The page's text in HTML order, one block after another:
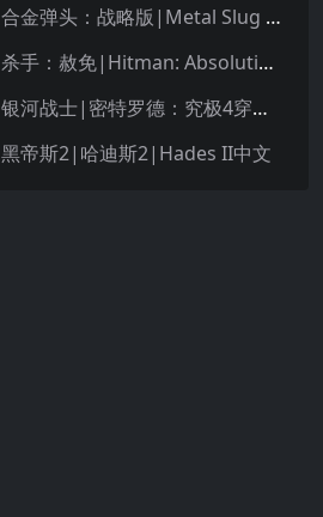
合金弹头：战略版|Metal Slug Tactics中文
杀手：赦免|Hitman: Absolution汉化
银河战士|密特罗德：究极4穿越未知|Metroid Prime 4: Beyond中文
黑帝斯2|哈迪斯2|Hades II中文